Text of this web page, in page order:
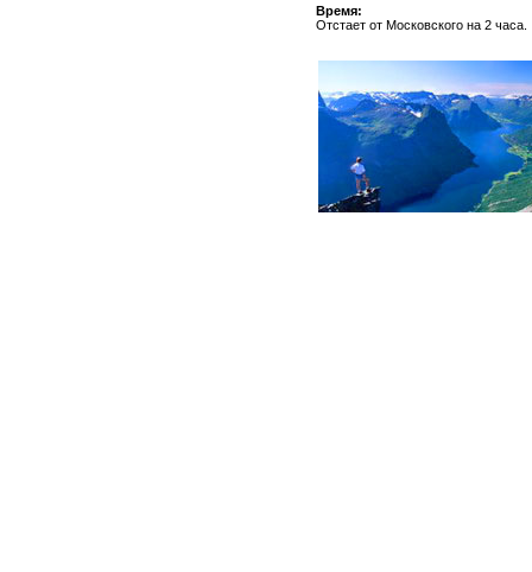
Время:
Отстает от Московского на 2 часа.